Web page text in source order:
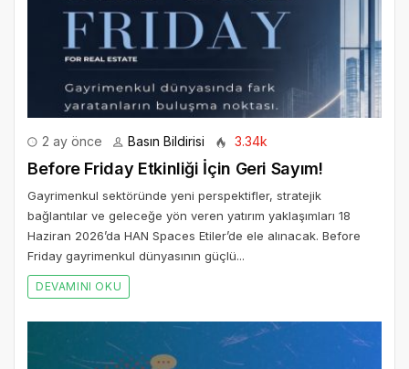
2 ay önce Basın Bildirisi 3.34k
Before Friday Etkinliği İçin Geri Sayım!
Gayrimenkul sektöründe yeni perspektifler, stratejik
bağlantılar ve geleceğe yön veren yatırım yaklaşımları 18
Haziran 2026’da HAN Spaces Etiler’de ele alınacak. Before
Friday gayrimenkul dünyasının güçlü...
DEVAMINI OKU